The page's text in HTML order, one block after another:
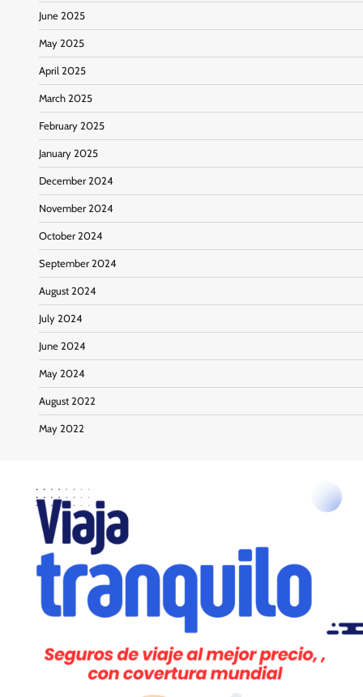
June 2025
May 2025
April 2025
March 2025
February 2025
January 2025
December 2024
November 2024
October 2024
September 2024
August 2024
July 2024
June 2024
May 2024
August 2022
May 2022